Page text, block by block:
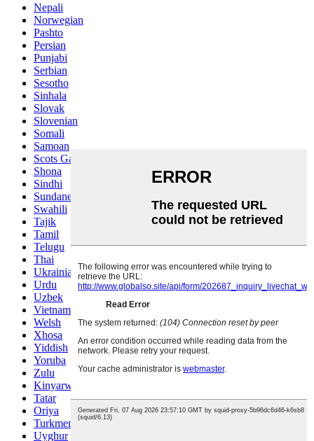
Nepali
Norwegian
Pashto
Persian
Punjabi
Serbian
Sesotho
Sinhala
Slovak
Slovenian
Somali
Samoan
Scots Gaelic
Shona
Sindhi
Sundanese
Swahili
Tajik
Tamil
Telugu
Thai
Ukrainian
Urdu
Uzbek
Vietnamese
Welsh
Xhosa
Yiddish
Yoruba
Zulu
Kinyarwanda
Tatar
Oriya
Turkmen
Uyghur